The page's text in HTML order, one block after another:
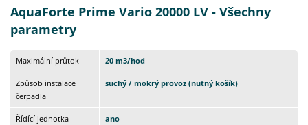
AquaForte Prime Vario 20000 LV - Všechny
parametry
Maximální průtok 20 m3/hod
Způsob instalace
čerpadla
suchý / mokrý provoz (nutný košík)
Řídící jednotka ano